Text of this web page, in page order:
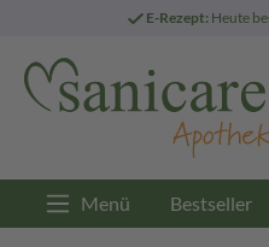
E-Rezept: Heute
Menü Bestseller